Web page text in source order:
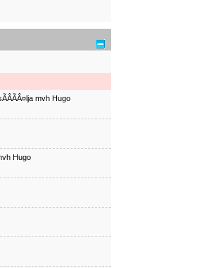
mvh Hugo
Hugo